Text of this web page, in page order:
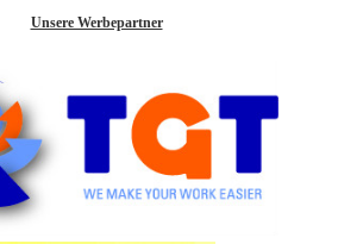
Unsere Werbepartner